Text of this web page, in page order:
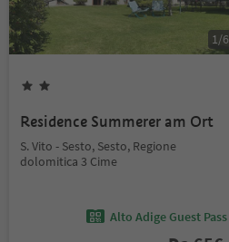
1/6
Residence Summerer am Ort
S. Vito - Sesto, Sesto, Regione
dolomitica 3 Cime
Alto Adige Guest Pass